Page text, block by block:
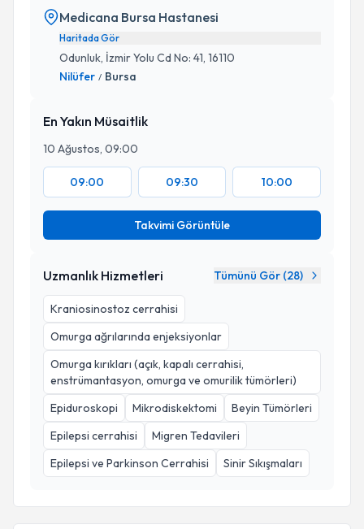
Medicana Bursa Hastanesi
Haritada Gör
Odunluk, İzmir Yolu Cd No: 41, 16110
Nilüfer / Bursa
En Yakın Müsaitlik
10 Ağustos, 09:00
09:00 09:30 10:00
Takvimi Görüntüle
Uzmanlık Hizmetleri Tümünü Gör (28)
Kraniosinostoz cerrahisi
Omurga ağrılarında enjeksiyonlar
Omurga kırıkları (açık, kapalı cerrahisi,
enstrümantasyon, omurga ve omurilik tümörleri)
Epiduroskopi
Mikrodiskektomi
Beyin Tümörleri
Epilepsi cerrahisi
Migren Tedavileri
Epilepsi ve Parkinson Cerrahisi
Sinir Sıkışmaları